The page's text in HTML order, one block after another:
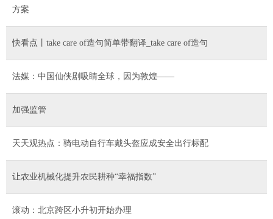
方案
快看点丨take care of造句简单带翻译_take care of造句
法媒：中国仙侠剧吸睛全球，因为敦煌——
加强监管
天天观热点：骑电动自行车戴头盔应成安全出行标配
让农业机械化提升农民耕种“幸福指数”
滚动：北京跨区小升初开始办理